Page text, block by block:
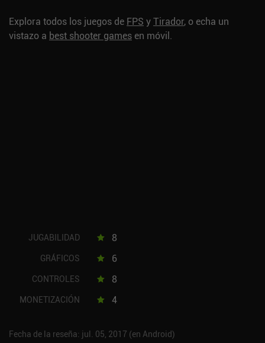
Explora todos los juegos de FPS yTirador, o echa un
vistazo a best shooter games en móvil.
JUGABILIDAD 8
GRÁFICOS 6
CONTROLES 8
MONETIZACIÓN 4
Fecha de la reseña: jul. 05, 2017 (en Android)